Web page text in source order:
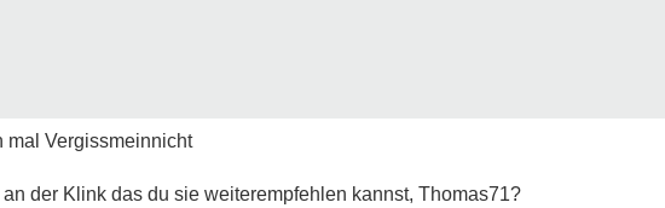
mal Vergissmeinnicht
der Klink das du sie weiterempfehlen kannst, Thomas71?